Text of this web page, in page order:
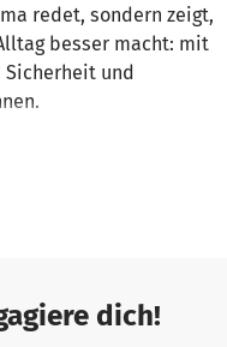
redet, sondern zeigt,
besser macht: mit
und
daraus konkrete
dich!